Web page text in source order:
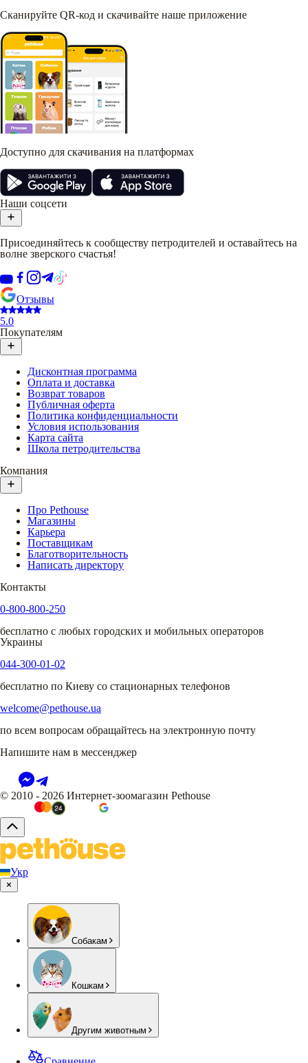
Сканируйте QR-код и скачивайте наше приложение
Доступно для скачивания на платформах
Наши соцсети
Присоединяйтесь к сообществу петродителей и оставайтесь на
волне зверского счастья!
Отзывы
5.0
Покупателям
Дисконтная программа
Оплата и доставка
Возврат товаров
Публичная оферта
Политика конфиденциальности
Условия использования
Карта сайта
Школа петродительства
Компания
Про Pethouse
Магазины
Карьера
Поставщикам
Благотворительность
Написать директору
Контакты
0-800-800-250
бесплатно с любых городских и мобильных операторов
Украины
044-300-01-02
бесплатно по Киеву со стационарных телефонов
welcome@pethouse.ua
по всем вопросам обращайтесь на электронную почту
Напишите нам в мессенджер
© 2010 - 2026 Интернет-зоомагазин Pethouse
Укр
Собакам
Кошкам
Другим животным